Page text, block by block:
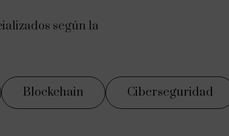
según la
Blockchain Ciberseguridad